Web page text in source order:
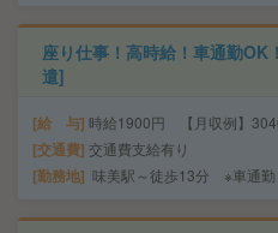
座り仕事！高時給！車通勤OK
遣]
給 与 時給1900円 【月収例】
交通費 交通費支給有り
勤務地 味美駅～徒歩13分 ※車通勤